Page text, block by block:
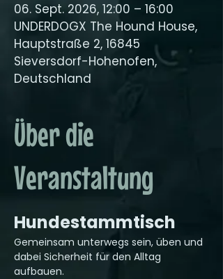
06. Sept. 2026, 12:00 – 16:00
UNDERDOGX The Hound House,
Hauptstraße 2, 16845
Sieversdorf-Hohenofen,
Deutschland
Über die
Veranstaltung
Hundestammtisch
Gemeinsam unterwegs sein, üben und
dabei Sicherheit für den Alltag
aufbauen.